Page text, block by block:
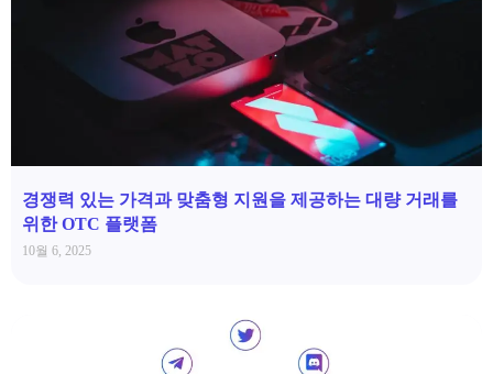
경쟁력 있는 가격과 맞춤형 지원을 제공하는 대량 거래를
위한 OTC 플랫폼
10월 6, 2025